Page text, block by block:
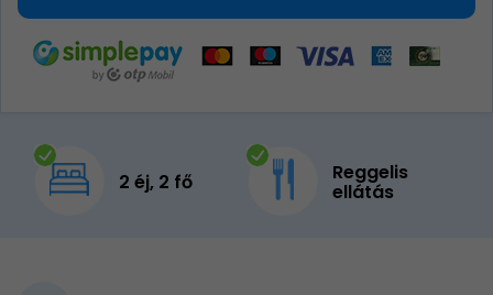
2 éj, 2 fő Reggelis
ellátás